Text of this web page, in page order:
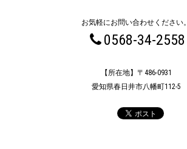
お気軽にお問い合わせください。
0568-34-2558
【所在地】〒486-0931
愛知県春日井市八幡町112-5